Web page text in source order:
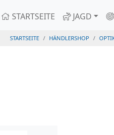
STARTSEITE JAGD
STARTSEITE HÄNDLERSHOP